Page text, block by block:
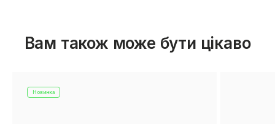
Вам також може бути цiкаво
Новинка